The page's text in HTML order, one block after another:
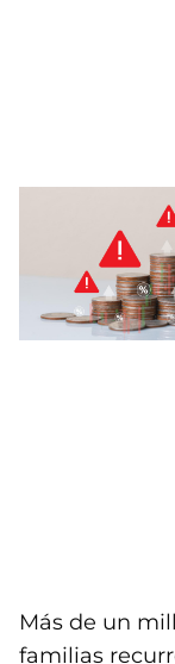
Más de un
familias